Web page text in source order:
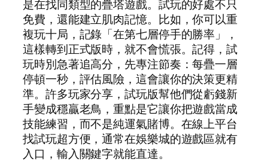
是在找同類型的疊塔遊戲。試玩的好處不只
免費，還能建立肌肉記憶。比如，你可以重
複玩十局，記錄「在第七層停手的勝率」，
這樣轉到正式版時，就不會慌張。記得，試
玩時別急著追高分，先專注節奏：每疊一層
停頓一秒，評估風險，這會讓你的決策更精
準。許多玩家分享，試玩版幫他們從虧錢新
手變成穩贏老鳥，重點是它讓你把遊戲當成
技能練習，而不是純運氣賭博。在線上平台
找試玩超方便，通常在娛樂城的遊戲區就有
入口，輸入關鍵字就能直達。